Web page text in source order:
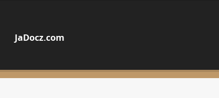
JaDocz.com